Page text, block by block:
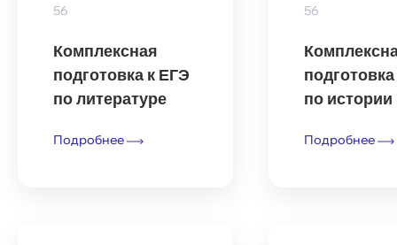
56
Комплексная
подготовка к ЕГЭ
по литературе
Подробнее
56
по истории
Подробнее